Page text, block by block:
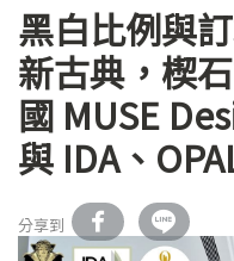
黑白比例與
新古典，楔
國 MUSE
與 IDA、
分享到